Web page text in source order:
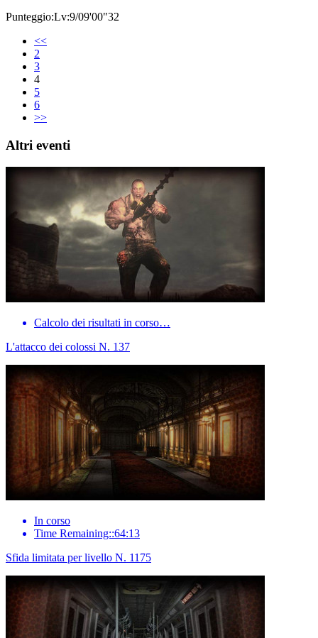
Punteggio:Lv:9/09'00"32
<<
2
3
4
5
6
>>
Altri eventi
Calcolo dei risultati in corso…
L'attacco dei colossi N. 137
In corso
Time Remaining::64:13
Sfida limitata per livello N. 1175